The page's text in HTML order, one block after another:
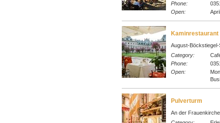
Phone:
Open:
August-
Category:
Phone:
Open:
Pulverturm
An der